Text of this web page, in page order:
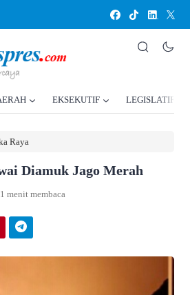
EKSEKUTIF LEGISLATIF
Raya
Diamuk Jago Merah
1 menit membaca